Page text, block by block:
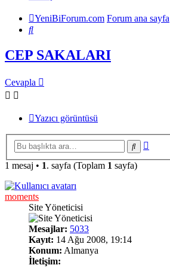
YeniBiForum.com Forum ana sayfa
Ara
CEP SAKALARI
Cevapla
Yazıcı görüntüsü
Ara
1 mesaj • 1. sayfa (Toplam 1 sayfa)
moments
Site Yöneticisi
Mesajlar: 5033
Kayıt: 14 Ağu 2008, 19:14
Konum: Almanya
İletişim: